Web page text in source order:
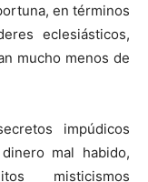
en términos
eclesiásticos,
mucho menos de
impúdicos
mal habido,
misticismos